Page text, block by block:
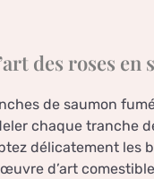
des roses en
de saumon
chaque tranche
délicatement les
d’art